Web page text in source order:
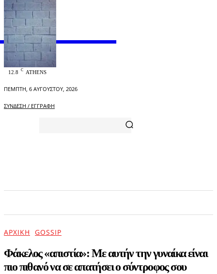
OFFICIAL
12.8 C ATHENS
ΠΈΜΠΤΗ, 6 ΑΥΓΟΎΣΤΟΥ, 2026
ΣΎΝΔΕΣΗ / ΕΓΓΡΑΦΉ
ΑΡΧΙΚΉ GOSSIP
Φάκελος «απιστία»: Με αυτήν την γυναίκα είναι
πιο πιθανό να σε απατήσει ο σύντροφος σου